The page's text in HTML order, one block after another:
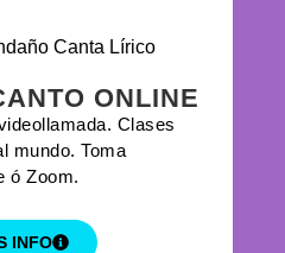
ONLINE
Clases
mundo. Toma
ó Zoom.
INFO